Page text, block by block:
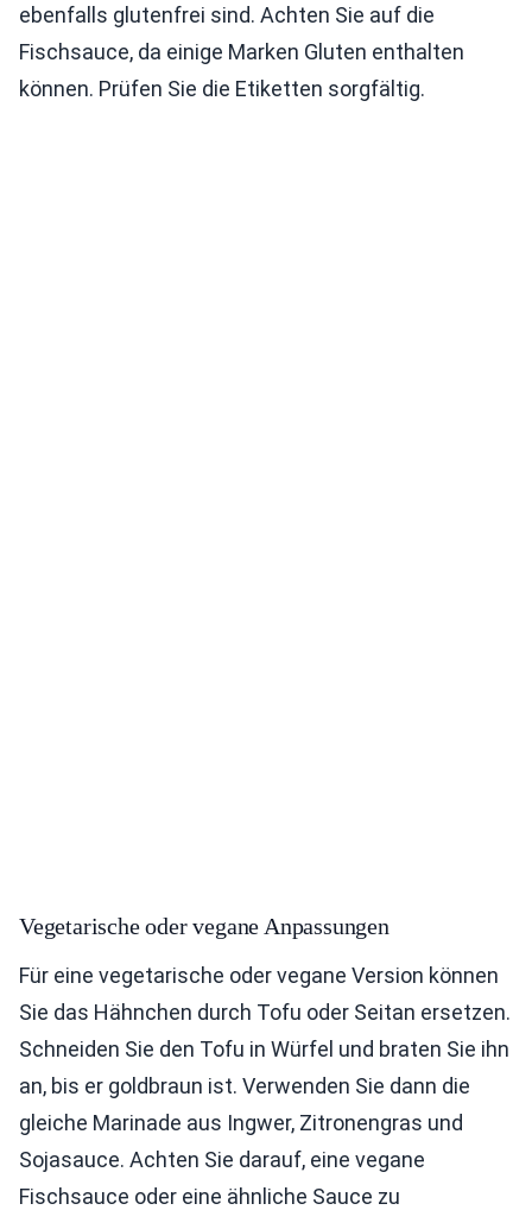
ebenfalls glutenfrei sind. Achten Sie auf die
Fischsauce, da einige Marken Gluten enthalten
können. Prüfen Sie die Etiketten sorgfältig.
Vegetarische oder vegane Anpassungen
Für eine vegetarische oder vegane Version können
Sie das Hähnchen durch Tofu oder Seitan ersetzen.
Schneiden Sie den Tofu in Würfel und braten Sie ihn
an, bis er goldbraun ist. Verwenden Sie dann die
gleiche Marinade aus Ingwer, Zitronengras und
Sojasauce. Achten Sie darauf, eine vegane
Fischsauce oder eine ähnliche Sauce zu